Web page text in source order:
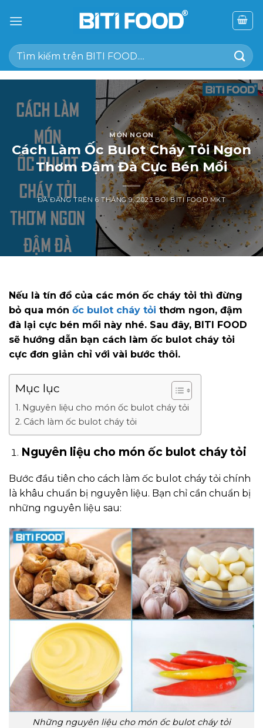
đến
dung
Tìm
kiếm:
MÓN NGON
Cách Làm Ốc Bulot Cháy Tỏi Ngon
Thơm Đậm Đà Cực Bén Mồi
ĐÃ ĐĂNG TRÊN 6 THÁNG 9, 2023 BỞIBITI FOOD MKT
Nếu là tín đồ của các món ốc cháy tỏi thì đừng
bỏ qua món ốc bulot cháy tỏi thơm ngon, đậm
đà lại cực bén mồi này nhé. Sau đây, BITI FOOD
sẽ hướng dẫn bạn cách làm ốc bulot cháy tỏi
cực đơn giản chỉ với vài bước thôi.
Mục lục
Nguyên liệu cho món ốc bulot cháy tỏi
Cách làm ốc bulot cháy tỏi
Nguyên liệu cho món ốc bulot cháy tỏi
Bước đầu tiên cho cách làm ốc bulot cháy tỏi chính
là khâu chuẩn bị nguyên liệu. Bạn chỉ cần chuẩn bị
những nguyên liệu sau:
Những nguyên liệu cho món ốc bulot cháy tỏi